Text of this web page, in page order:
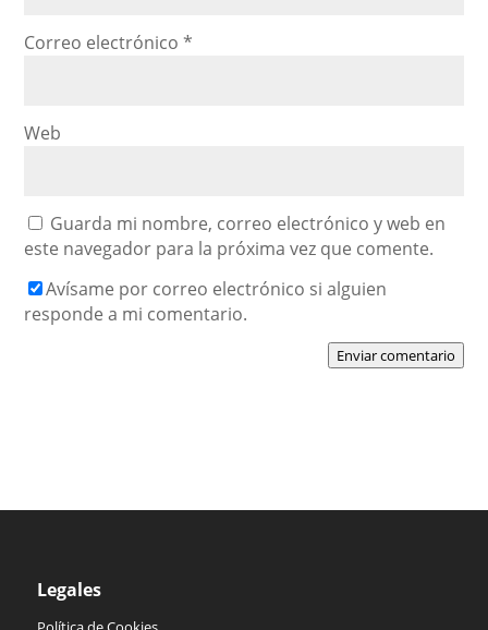
Correo electrónico*
Web
Guarda mi nombre, correo electrónico y web en
este navegador para la próxima vez que comente.
Avísame por correo electrónico si alguien
responde a mi comentario.
Enviar comentario
Legales